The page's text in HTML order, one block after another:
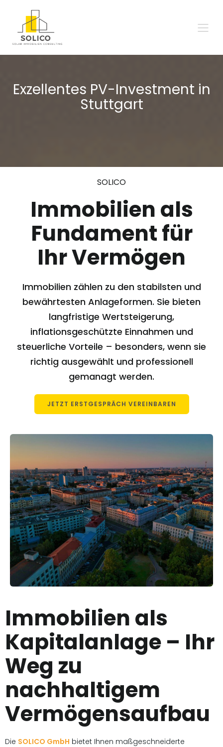
Exzellentes PV-Investment in
Stuttgart
SOLICO
Immobilien als
Fundament für
Ihr Vermögen
Immobilien zählen zu den stabilsten und
bewährtesten Anlageformen. Sie bieten
langfristige Wertsteigerung,
inflationsgeschützte Einnahmen und
steuerliche Vorteile – besonders, wenn sie
richtig ausgewählt und professionell
gemanagt werden.
JETZT ERSTGESPRÄCH VEREINBAREN
Immobilien als
Kapitalanlage – Ihr
Weg zu
nachhaltigem
Vermögensaufbau
Die SOLICO GmbH bietet Ihnen maßgeschneiderte